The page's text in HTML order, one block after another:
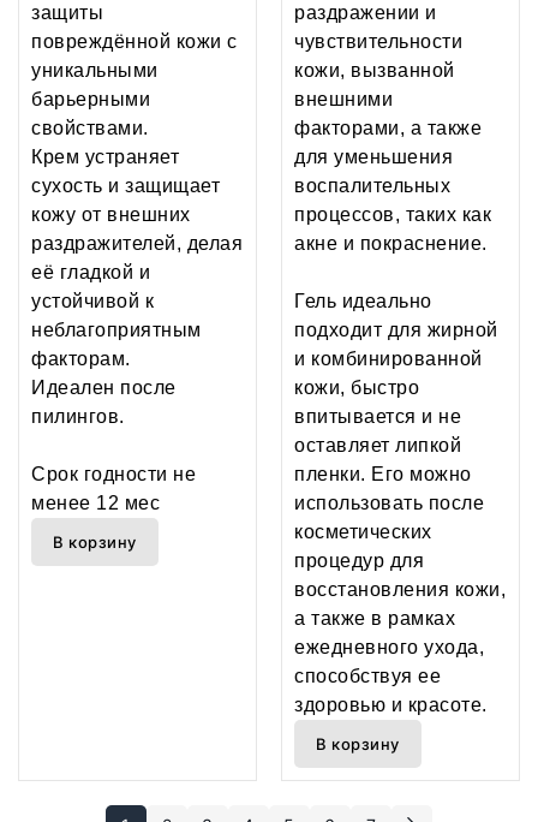
защиты
повреждённой кожи с
уникальными
барьерными
свойствами.
Крем устраняет
сухость и защищает
кожу от внешних
раздражителей, делая
её гладкой и
устойчивой к
неблагоприятным
факторам.
Идеален после
пилингов.
Срок годности не
менее 12 мес
В корзину
раздражении и
чувствительности
кожи, вызванной
внешними
факторами, а также
для уменьшения
воспалительных
процессов, таких как
акне и покраснение.
Гель идеально
подходит для жирной
и комбинированной
кожи, быстро
впитывается и не
оставляет липкой
пленки. Его можно
использовать после
косметических
процедур для
восстановления кожи,
а также в рамках
ежедневного ухода,
способствуя ее
здоровью и красоте.
В корзину